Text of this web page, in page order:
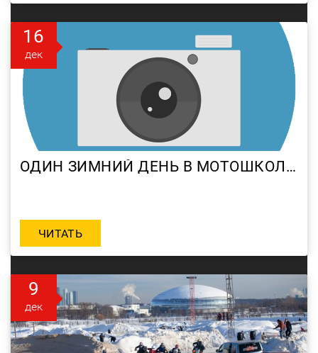
16
дек
ОДИН ЗИМНИЙ ДЕНЬ В МОТОШКОЛЕ RRG. 14.12.2013
ЧИТАТЬ
9
дек